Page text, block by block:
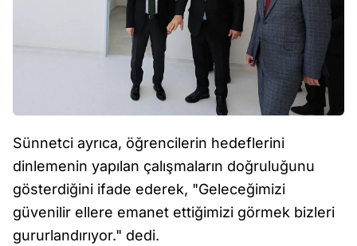
Sünnetci ayrıca, öğrencilerin hedeflerini
dinlemenin yapılan çalışmaların doğruluğunu
gösterdiğini ifade ederek, "Geleceğimizi
güvenilir ellere emanet ettiğimizi görmek bizleri
gururlandırıyor." dedi.